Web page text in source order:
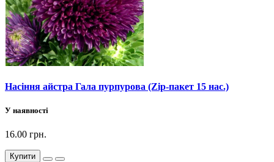
Насіння айстра Гала пурпурова (Zip-пакет 15 нас.)
У наявності
16.00 грн.
Купити